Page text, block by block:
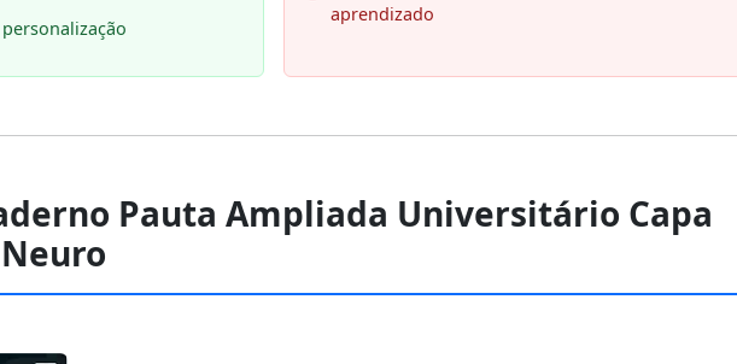
aprendizado
Pauta Ampliada Universitário Capa